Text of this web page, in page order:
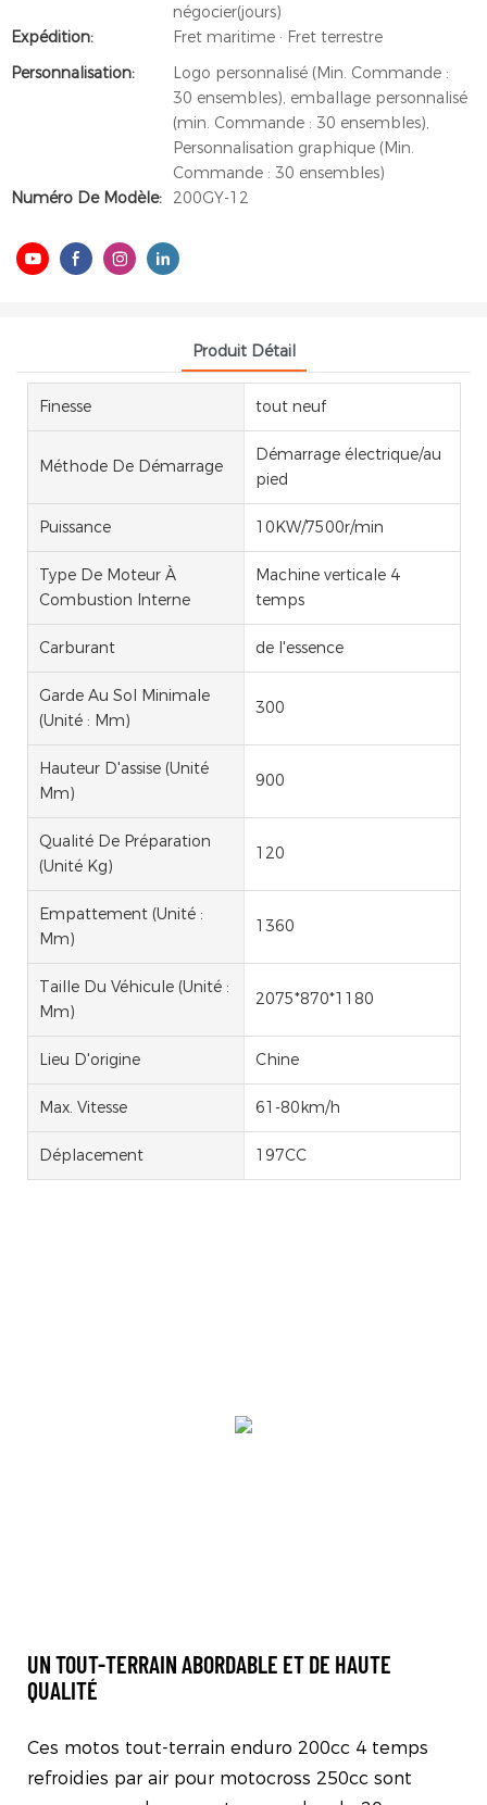
négocier(jours)
Expédition:
Fret maritime · Fret terrestre
Personnalisation:
Logo personnalisé (Min. Commande :
30 ensembles), emballage personnalisé
(min. Commande : 30 ensembles),
Personnalisation graphique (Min.
Commande : 30 ensembles)
Numéro De Modèle:
200GY-12
Produit Détail
Finesse tout neuf
Méthode De Démarrage
Démarrage électrique/au
pied
Puissance 10KW/7500r/min
Type De Moteur À
Combustion Interne
Machine verticale 4
temps
Carburant de l'essence
Garde Au Sol Minimale
(unité : Mm)
300
Hauteur D'assise (unité
Mm)
900
Qualité De Préparation
(unité Kg)
120
Empattement (unité :
Mm)
1360
Taille Du Véhicule (unité :
Mm)
2075*870*1180
Lieu D'origine Chine
Max. Vitesse 61-80km/h
Déplacement 197CC
UN TOUT-TERRAIN ABORDABLE ET DE HAUTE
QUALITÉ
Ces motos tout-terrain enduro 200cc 4 temps
refroidies par air pour motocross 250cc sont